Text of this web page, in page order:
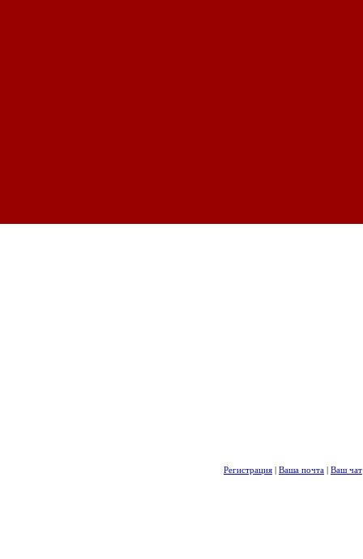
Регистрация | Ваша почта | Ваш чат